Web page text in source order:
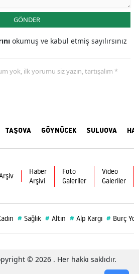
GÖNDER
okumuş ve kabul etmiş sayılırsınız
yok, ilk yorumu siz yazın, tartışalım *
TAŞOVA GÖYNÜCEK SULUOVA
Haber
Arşivi
Foto
Galeriler
Video
Galeriler
# Sağlık # Altın # Alp Kargı # Burç
© 2026 . Her hakkı saklıdır.